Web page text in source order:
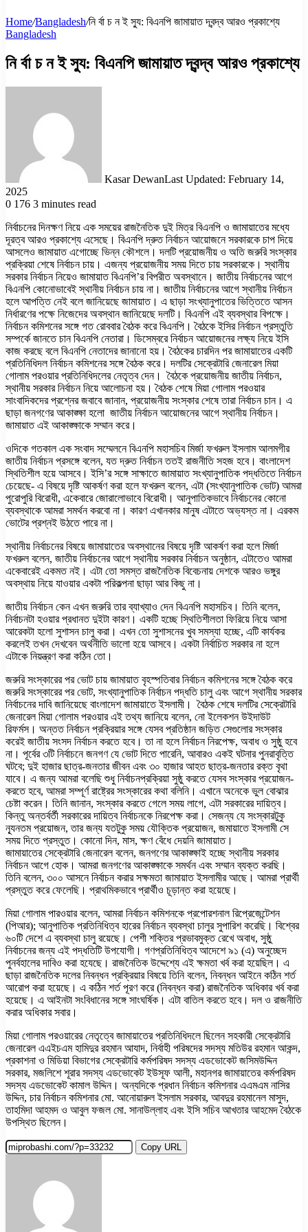
Home/Bangladesh/নি র্বা চ ন ই স্যু: বিএনপি জামায়াত দ্বন্দ্ব আরও প্রকাশ্যে
Bangladesh
নি র্বা চ ন ই স্যু: বিএনপি জামায়াত দ্বন্দ্ব আরও প্রকাশ্যে
Kasar DewanLast Updated: February 14,
2025
0 176 3 minutes read
নির্বাচনের দিনক্ষণ নিয়ে এক সময়ের রাজনৈতিক দুই মিত্র বিএনপি ও জামায়াতের মধ্যে
দূরত্ব আরও প্রকাশ্যে এসেছে। বিএনপি দ্রুত নির্বাচন আয়োজনে সরকারকে চাপ দিয়ে
আসলেও জামায়াত এগোচ্ছে ভিন্ন কৌশলে। দলটি প্রয়োজনীয় ও অতি জরুরি সংস্কার
প্রক্রিয়া শেষে নির্বাচন চায়। এজন্য প্রয়োজনীয় সময় দিতে চায় সরকারকে। স্থানীয়
সরকার নির্বাচন নিয়েও জামায়াত বিএনপি’র বিপরীত অবস্থানে। জাতীয় নির্বাচনের আগে
বিএনপি কোনোভাবেই স্থানীয় নির্বাচন চায় না। জাতীয় নির্বাচনের আগে স্থানীয় নির্বাচন
হলে আপত্তি নেই বলে জানিয়েছে জামায়াত। এ ছাড়া সংখ্যানুপাতের ভিত্তিতে আসন
নির্ধারণের পক্ষে নিজেদের অবস্থান জানিয়েছে দলটি। বিএনপি এই ব্যবস্থার বিপক্ষে।
নির্বাচন কমিশনের সঙ্গে গত রোববার বৈঠক করে বিএনপি। বৈঠকে ইসির নির্বাচন প্রস্তুতি
সম্পর্কে জানতে চান বিএনপি নেতারা। ডিসেম্বরে নির্বাচন আয়োজনের লক্ষ্য নিয়ে ইসি
কাজ করছে বলে বিএনপি নেতাদের জানানো হয়। বৈঠকের চারদিন পর জামায়াতের একটি
প্রতিনিধিদল নির্বাচন কমিশনের সঙ্গে বৈঠক করে। দলটির সেক্রেটারি জেনারেল মিয়া
গোলাম পরওয়ার প্রতিনিধিদলের নেতৃত্ব দেন। বৈঠকে প্রয়োজনীয় জাতীয় নির্বাচন,
স্থানীয় সরকার নির্বাচন নিয়ে আলোচনা হয়। বৈঠক শেষে মিয়া গোলাম পরওয়ার
সাংবাদিকদের প্রশ্নের জবাবে জানান, প্রয়োজনীয় সংস্কার শেষে তারা নির্বাচন চান। এ
ছাড়া জনগণের আকাঙ্ক্ষা হলো জাতীয় নির্বাচন আয়োজনের আগে স্থানীয় নির্বাচন।
জামায়াত এই আকাঙ্ক্ষাকে সম্মান করে।
ওদিকে গতকাল এক সংবাদ সম্মেলনে বিএনপি মহাসচিব মির্জা ফখরুল ইসলাম আলমগীর
জাতীয় নির্বাচন প্রসঙ্গে বলেন, যত দ্রুত নির্বাচন ততই রাজনীতি সহজ হবে। বাংলাদেশ
স্থিতিশীল হয়ে আসবে। ইসি’র সঙ্গে সাক্ষাতে জামায়াত সংখ্যানুপাতিক পদ্ধতিতে নির্বাচন
চেয়েছে- এ বিষয়ে দৃষ্টি আকর্ষণ করা হলে ফখরুল বলেন, এটা (সংখ্যানুপাতিক ভোট) আমরা
পুরোপুরি বিরোধী, একেবারে জোরালোভাবে বিরোধী। আনুপাতিকভাবে নির্বাচনের কোনো
ব্যবস্থাকে আমরা সমর্থন করবো না। কারণ এখানকার মানুষ এটাতে অভ্যস্ত না। এরকম
ভোটের প্রশ্নই উঠতে পারে না।
স্থানীয় নির্বাচনের বিষয়ে জামায়াতের অবস্থানের বিষয়ে দৃষ্টি আকর্ষণ করা হলে মির্জা
ফখরুল বলেন, জাতীয় নির্বাচনের আগে স্থানীয় সরকার নির্বাচন অনুষ্ঠান, এটাতেও আমরা
একেবারেই একমত নই। এটা তো সমস্ত রাজনৈতিক বিবেচনায় দেশকে আরও ভঙ্গুর
অবস্থায় নিয়ে যাওয়ার একটা পরিকল্পনা ছাড়া আর কিছু না।
জাতীয় নির্বাচন কেন এখন জরুরি তার ব্যাখ্যাও দেন বিএনপি মহাসচিব। তিনি বলেন,
নির্বাচনটা হওয়ার প্রধানত দুইটা কারণ। একটি হচ্ছে স্থিতিশীলতা ফিরিয়ে নিয়ে আসা
আরেকটা হলো সুশাসন চালু করা। এখন তো সুশাসনের খুব সমস্যা হচ্ছে, এটি কার্যকর
করলেই তখন দেখবেন অর্থনীতি ভালো হয়ে আসবে। একটা নির্বাচিত সরকার না হলে
এটাকে নিয়ন্ত্রণ করা কঠিন তো।
জরুরি সংস্কারের পর ভোট চায় জামায়াত বৃহস্পতিবার নির্বাচন কমিশনের সঙ্গে বৈঠক করে
জরুরি সংস্কারের পর ভোট, সংখ্যানুপাতিক নির্বাচন পদ্ধতি চালু এবং আগে স্থানীয় সরকার
নির্বাচনের দাবি জানিয়েছে বাংলাদেশ জামায়াতে ইসলামী। বৈঠক শেষে দলটির সেক্রেটারি
জেনারেল মিয়া গোলাম পরওয়ার এই তথ্য জানিয়ে বলেন, নো ইলেকশন উইদাউট
রিফর্মস। অন্তত নির্বাচন প্রক্রিয়ার সঙ্গে যেসব প্রতিষ্ঠান জড়িত সেগুলোর সংস্কার
করেই জাতীয় সংসদ নির্বাচন করতে হবে। তা না হলে নির্বাচন নিরপেক্ষ, অবাধ ও সুষ্ঠু হবে
না। পূর্বের ৩টি নির্বাচনে জনগণ যে ভোট দিতে পারেনি, আবারও একই ঘটনার পুনরাবৃত্তি
ঘটবে; দুই হাজার ছাত্র-জনতার জীবন এবং ৩০ হাজার আহত ছাত্র-জনতার রক্ত বৃথা
যাবে। এ জন্য আমরা বলেছি শুধু নির্বাচনপ্রক্রিয়া সুষ্ঠু করতে যেসব সংস্কার প্রয়োজন-
করতে হবে, আমরা সম্পূর্ণ রাষ্ট্রের সংস্কারের কথা বলিনি। এখানে অনেকে ভুল বোঝার
চেষ্টা করেন। তিনি জানান, সংস্কার করতে গেলে সময় লাগে, এটা সরকারের দায়িত্ব।
কিন্তু অন্তর্বর্তী সরকারের দায়িত্ব নির্বাচনকে নিরপেক্ষ করা। সেজন্য যে সংস্কারটুকু
ন্যূনতম প্রয়োজন, তার জন্য যতটুকু সময় যৌক্তিক প্রয়োজন, জমায়াতে ইসলামী সে
সময় দিতে প্রস্তুত। কোনো দিন, মাস, ক্ষণ বেঁধে দেয়নি জামায়াত।
জামায়াতের সেক্রেটারি জেনারেল বলেন, জনগণের আকাঙ্ক্ষাই হচ্ছে স্থানীয় সরকার
নির্বাচন আগে হোক। আমরা জনগণের আকাঙ্ক্ষাকে সমর্থন এবং সম্মান ব্যক্ত করছি।
তিনি বলেন, ৩০০ আসনে নির্বাচন করার সক্ষমতা জামায়াত ইসলামীর আছে। আমরা প্রার্থী
প্রস্তুত করে ফেলেছি। প্রাথমিকভাবে প্রার্থীও চূড়ান্ত করা হয়েছে।
মিয়া গোলাম পারওয়ার বলেন, আমরা নির্বাচন কমিশনকে প্রপোরশনাল রিপ্রেজেন্টেশন
(পিআর); আনুপাতিক প্রতিনিধিত্ব হারের নির্বাচন ব্যবস্থা চালুর সুপারিশ করেছি। বিশ্বের
৬০টি দেশে এ ব্যবস্থা চালু রয়েছে। পেশী শক্তির প্রভাবমুক্ত রেখে অবাধ, সুষ্ঠু
নির্বাচনের জন্য এই পদ্ধতিটি উপযোগী। গণপ্রতিনিধিত্ব আদেশে ৯১ (এ) অনুচ্ছেদ
পুনর্বহালের দাবিও করা হযেছে। রাজনৈতিক উদ্দেশ্যে এই ক্ষমতা খর্ব করা হয়েছিল। এ
ছাড়া রাজনৈতিক দলের নিবন্ধন প্রক্রিয়ার বিষয়ে তিনি বলেন, নিবন্ধন আইনে কঠিন শর্ত
আরোপ করা হয়েছে। এ কঠিন শর্ত পূরণ করে (নিবন্ধন করা) রাজনৈতিক অধিকার খর্ব করা
হয়েছে। এ আইনটা সংবিধানের সঙ্গে সাংঘর্ষিক। এটা বাতিল করতে হবে। দল ও রাজনীতি
করার অধিকার সবার।
মিয়া গোলাম পরওয়ারের নেতৃত্বে জামায়াতের প্রতিনিধিদলে ছিলেন সহকারী সেক্রেটারি
জেনারেল এএইচএম হামিদুর রহমান আযাদ, নির্বাহী পরিষদের সদস্য মতিউর রহমান আকন্দ,
প্রকাশনা ও মিডিয়া বিভাগের সেক্রেটারি কর্মপরিষদ সদস্য এডভোকেট জসিমউদ্দিন
সরকার, মজলিশে শূরার সদস্য এডভোকেট ইউসূফ আলী, মহানগর জামায়াতের কর্মপরিষদ
সদস্য এডভোকেট কামাল উদ্দিন। অন্যদিকে প্রধান নির্বাচন কমিশনার এএমএম নাসির
উদ্দিন, চার নির্বাচন কমিশনার মো. আনোয়ারুল ইসলাম সরকার, আবদুর রহমানেল মাসুদ,
তাহমিদা আহমদ ও আবুল ফজল মো. সানাউল্লাহ এবং ইসি সচিব আখতার আহমেদ বৈঠকে
উপস্থিত ছিলেন।
Copy URL